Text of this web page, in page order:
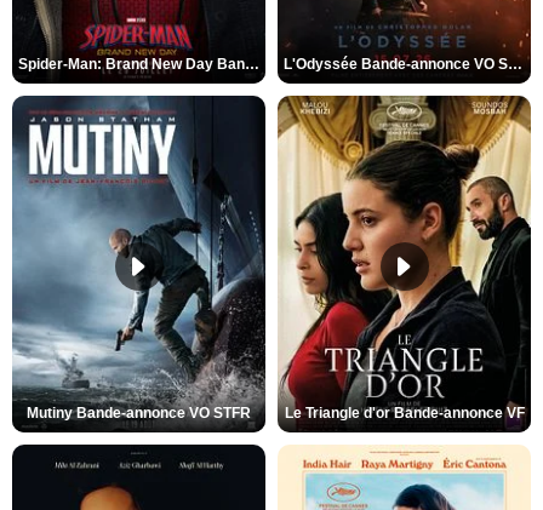
Spider-Man: Brand New Day Bande-annonce VO STFR L'Odyssée Bande-annonce VO STFR
Mutiny Bande-annonce VO STFR Le Triangle d'or Bande-annonce VF